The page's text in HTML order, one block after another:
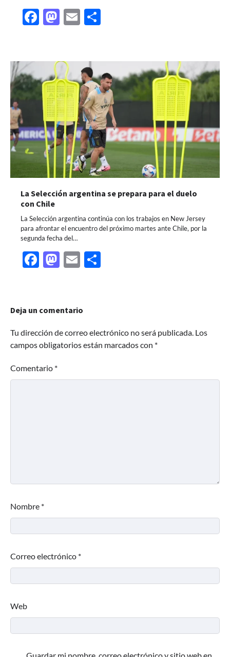
Facebook
Mastodon
Email
La Selección argentina se prepara para el duelo
con Chile
La Selección argentina continúa con los trabajos en New Jersey
para afrontar el encuentro del próximo martes ante Chile, por la
segunda fecha del…
Facebook
Mastodon
Email
Deja un comentario
Tu dirección de correo electrónico no será publicada. Los
campos obligatorios están marcados con *
Comentario *
Nombre *
Correo electrónico *
Web